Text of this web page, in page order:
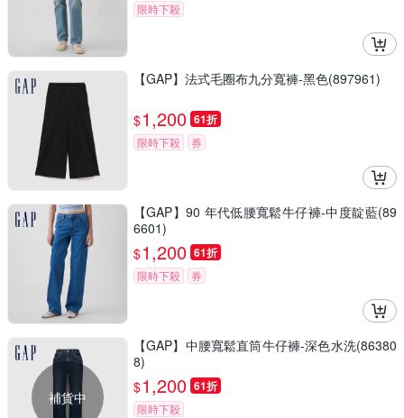
限時下殺
【GAP】法式毛圈布九分寬褲-黑色(897961)
$1,200 61折
限時下殺 券
【GAP】90 年代低腰寬鬆牛仔褲-中度靛藍(89
6601)
$1,200 61折
限時下殺 券
補貨中
【GAP】中腰寬鬆直筒牛仔褲-深色水洗(86380
8)
$1,200 61折
限時下殺